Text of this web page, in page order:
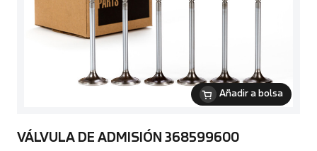
Añadir a bolsa
VÁLVULA DE ADMISIÓN 368599600